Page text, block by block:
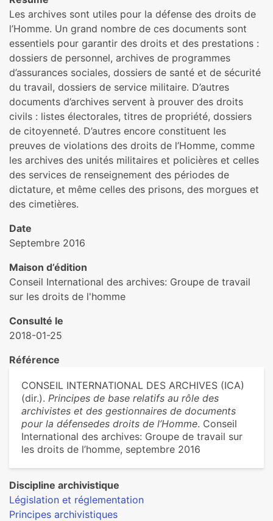
Les archives sont utiles pour la défense des droits de
l’Homme. Un grand nombre de ces documents sont
essentiels pour garantir des droits et des prestations :
dossiers de personnel, archives de programmes
d’assurances sociales, dossiers de santé et de sécurité
du travail, dossiers de service militaire. D’autres
documents d’archives servent à prouver des droits
civils : listes électorales, titres de propriété, dossiers
de citoyenneté. D’autres encore constituent les
preuves de violations des droits de l’Homme, comme
les archives des unités militaires et policières et celles
des services de renseignement des périodes de
dictature, et même celles des prisons, des morgues et
des cimetières.
Date
Septembre 2016
Maison d’édition
Conseil International des archives: Groupe de travail
sur les droits de l'homme
Consulté le
2018-01-25
Référence
CONSEIL INTERNATIONAL DES ARCHIVES (ICA)
(dir.). Principes de base relatifs au rôle des
archivistes et des gestionnaires de documents
pour la défensedes droits de l’Homme. Conseil
International des archives: Groupe de travail sur
les droits de l’homme, septembre 2016
Discipline archivistique
Législation et réglementation
Principes archivistiques